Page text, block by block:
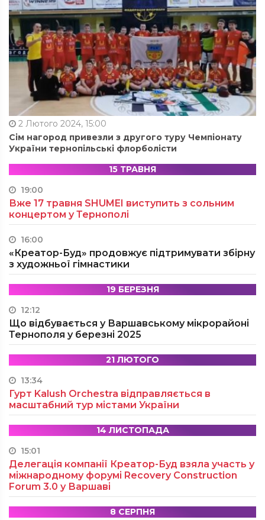
2 Лютого 2024, 15:00
Сім нагород привезли з другого туру Чемпіонату
України тернопільські флорболісти
15 ТРАВНЯ
19:00
Вже 17 травня SHUMEI виступить з сольним
концертом у Тернополі
16:00
«Креатор-Буд» продовжує підтримувати збірну
з художньої гімнастики
19 БЕРЕЗНЯ
12:12
Що відбувається у Варшавському мікрорайоні
Тернополя у березні 2025
21 ЛЮТОГО
13:34
Гурт Kalush Orchestra відправляється в
масштабний тур містами України
14 ЛИСТОПАДА
15:01
Делегація компанії Креатор-Буд взяла участь у
міжнародному форумі Recovery Construction
Forum 3.0 у Варшаві
8 СЕРПНЯ